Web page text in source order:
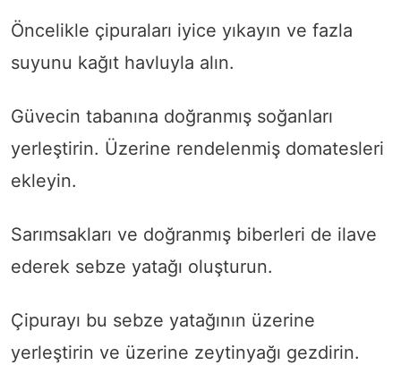
Öncelikle çipuraları iyice yıkayın ve fazla
suyunu kağıt havluyla alın.
Güvecin tabanına doğranmış soğanları
yerleştirin. Üzerine rendelenmiş domatesleri
ekleyin.
Sarımsakları ve doğranmış biberleri de ilave
ederek sebze yatağı oluşturun.
Çipurayı bu sebze yatağının üzerine
yerleştirin ve üzerine zeytinyağı gezdirin.